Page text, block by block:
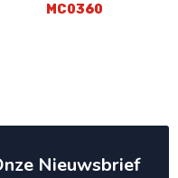
MC0360
Nieuwsbrief